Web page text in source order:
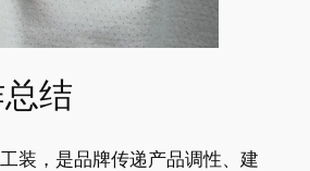
结
装，是品牌传递产品调性、建